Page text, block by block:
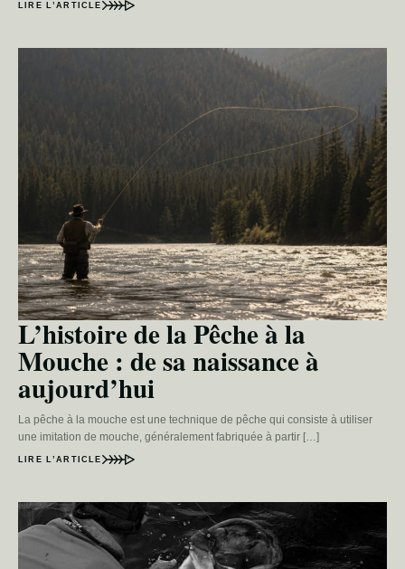
LIRE L’ARTICLE
L’histoire de la Pêche à la
Mouche : de sa naissance à
aujourd’hui
La pêche à la mouche est une technique de pêche qui consiste à utiliser
une imitation de mouche, généralement fabriquée à partir […]
LIRE L’ARTICLE